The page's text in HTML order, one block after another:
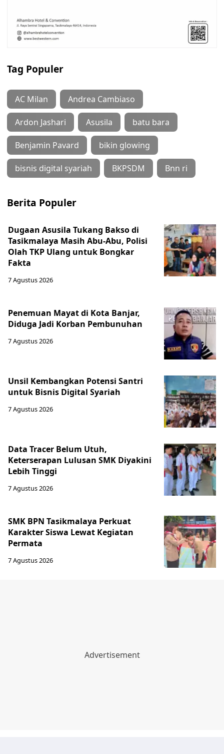
Tag Populer
AC Milan Andrea Cambiaso
Ardon Jashari Asusila batu bara
Benjamin Pavard bikin glowing
bisnis digital syariah BKPSDM Bnn ri
Berita Populer
Dugaan Asusila Tukang Bakso di
Tasikmalaya Masih Abu-Abu, Polisi
Olah TKP Ulang untuk Bongkar
Fakta
7 Agustus 2026
Penemuan Mayat di Kota Banjar,
Diduga Jadi Korban Pembunuhan
7 Agustus 2026
Unsil Kembangkan Potensi Santri
untuk Bisnis Digital Syariah
7 Agustus 2026
Data Tracer Belum Utuh,
Keterserapan Lulusan SMK Diyakini
Lebih Tinggi
7 Agustus 2026
SMK BPN Tasikmalaya Perkuat
Karakter Siswa Lewat Kegiatan
Permata
7 Agustus 2026